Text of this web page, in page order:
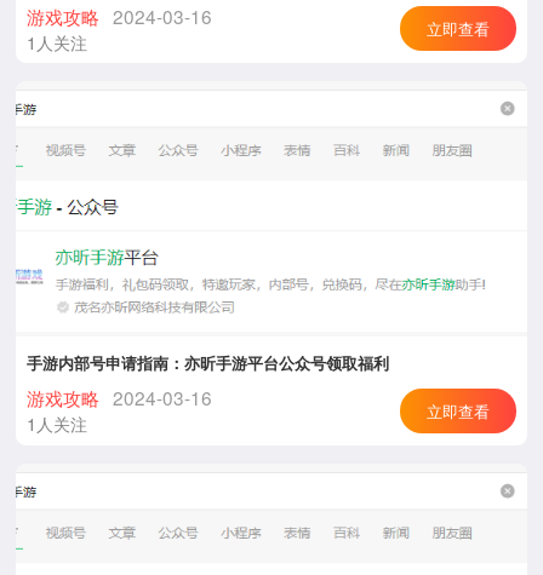
游戏攻略 2024-03-16
1人关注
立即查看
手游内部号申请指南：亦昕手游平台公众号领取福利
游戏攻略 2024-03-16
1人关注
立即查看